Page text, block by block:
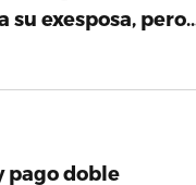
su exesposa,
pago doble